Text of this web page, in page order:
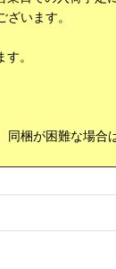
います。
。
梱が困難な場合